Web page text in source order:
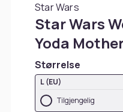
Star Wars
Star Wars
Yoda
Størrelse
L (EU)
Tilgjengelig